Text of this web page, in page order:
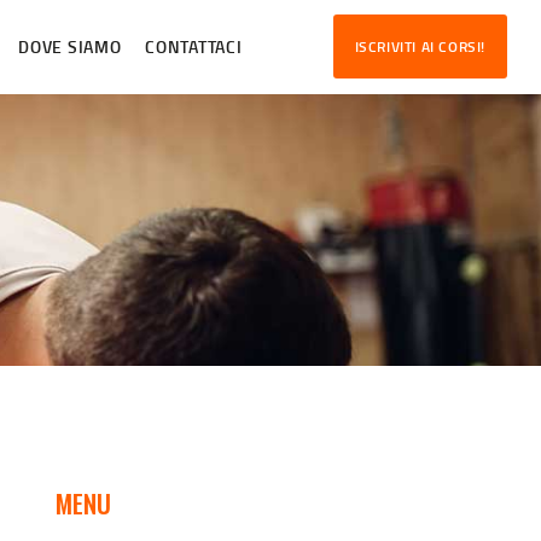
DOVE SIAMO CONTATTACI ISCRIVITI AI CORSI!
MENU